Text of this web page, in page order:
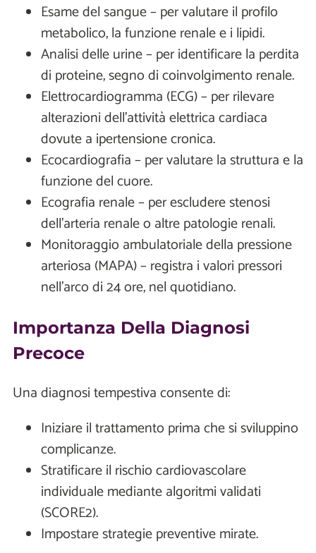
Esame del sangue – per valutare il profilo
metabolico, la funzione renale e i lipidi.
Analisi delle urine – per identificare la perdita
di proteine, segno di coinvolgimento renale.
Elettrocardiogramma (ECG) – per rilevare
alterazioni dell'attività elettrica cardiaca
dovute a ipertensione cronica.
Ecocardiografia – per valutare la struttura e la
funzione del cuore.
Ecografia renale – per escludere stenosi
dell'arteria renale o altre patologie renali.
Monitoraggio ambulatoriale della pressione
arteriosa (MAPA) – registra i valori pressori
nell'arco di 24 ore, nel quotidiano.
Importanza Della Diagnosi
Precoce
Una diagnosi tempestiva consente di:
Iniziare il trattamento prima che si sviluppino
complicanze.
Stratificare il rischio cardiovascolare
individuale mediante algoritmi validati
(SCORE2).
Impostare strategie preventive mirate.